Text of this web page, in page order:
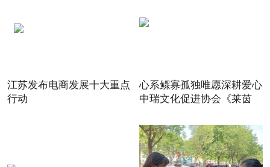
江苏发布电商发展十大重点
行动
心系鳏寡孤独唯愿深耕爱心
中瑞文化促进协会《莱茵